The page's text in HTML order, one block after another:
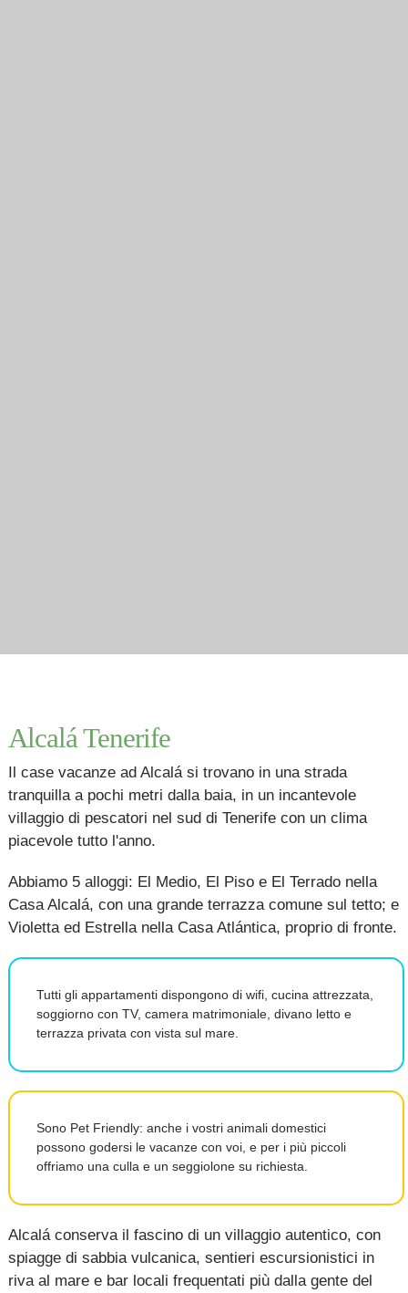
Alcalá Tenerife
Il case vacanze ad Alcalá si trovano in una strada
tranquilla a pochi metri dalla baia, in un incantevole
villaggio di pescatori nel sud di Tenerife con un clima
piacevole tutto l'anno.
Abbiamo 5 alloggi: El Medio, El Piso e El Terrado nella
Casa Alcalá, con una grande terrazza comune sul tetto; e
Violetta ed Estrella nella Casa Atlántica, proprio di fronte.
Tutti gli appartamenti dispongono di wifi, cucina attrezzata,
soggiorno con TV, camera matrimoniale, divano letto e
terrazza privata con vista sul mare.
Sono Pet Friendly: anche i vostri animali domestici
possono godersi le vacanze con voi, e per i più piccoli
offriamo una culla e un seggiolone su richiesta.
Alcalá conserva il fascino di un villaggio autentico, con
spiagge di sabbia vulcanica, sentieri escursionistici in
riva al mare e bar locali frequentati più dalla gente del